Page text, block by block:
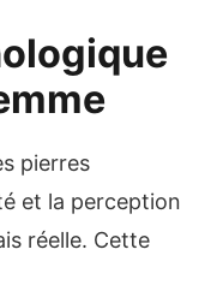
pierres
et la perception
réelle. Cette